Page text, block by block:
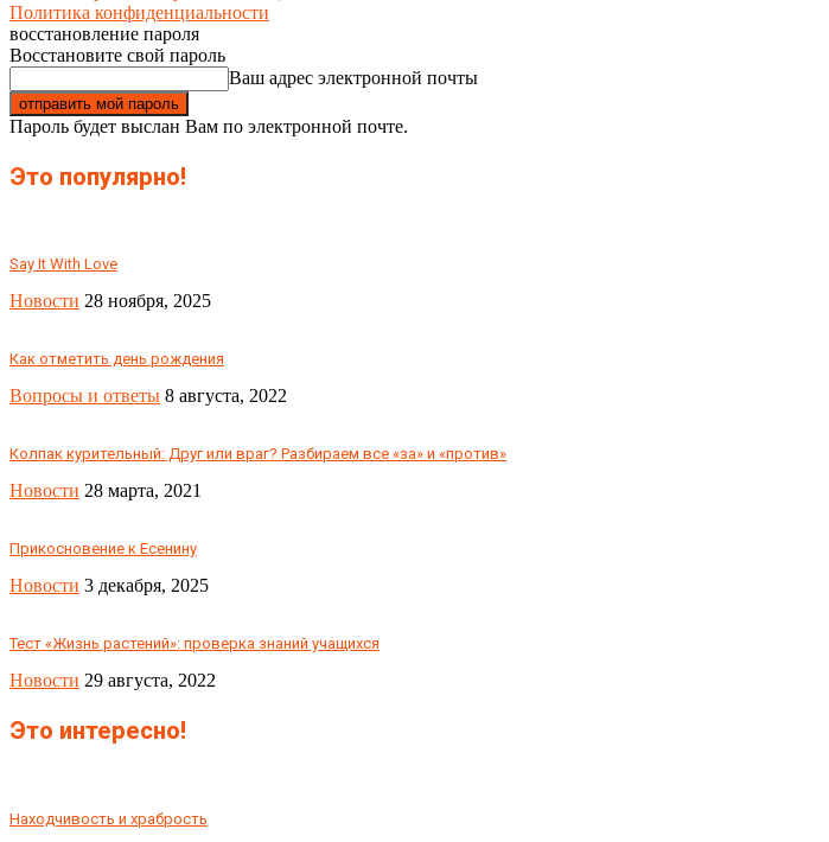
Политика конфиденциальности
восстановление пароля
Восстановите свой пароль
Ваш адрес электронной почты
Пароль будет выслан Вам по электронной почте.
Это популярно!
Say It With Love
Новости 28 ноября, 2025
Как отметить день рождения
Вопросы и ответы 8 августа, 2022
Колпак курительный: Друг или враг? Разбираем все «за» и «против»
Новости 28 марта, 2021
Прикосновение к Есенину
Новости 3 декабря, 2025
Тест «Жизнь растений»: проверка знаний учащихся
Новости 29 августа, 2022
Это интересно!
Находчивость и храбрость